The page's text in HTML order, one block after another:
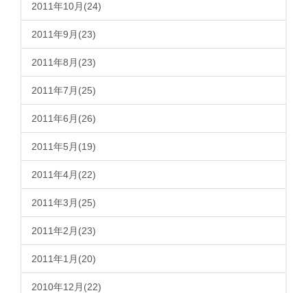
2011年10月(24)
2011年9月(23)
2011年8月(23)
2011年7月(25)
2011年6月(26)
2011年5月(19)
2011年4月(22)
2011年3月(25)
2011年2月(23)
2011年1月(20)
2010年12月(22)